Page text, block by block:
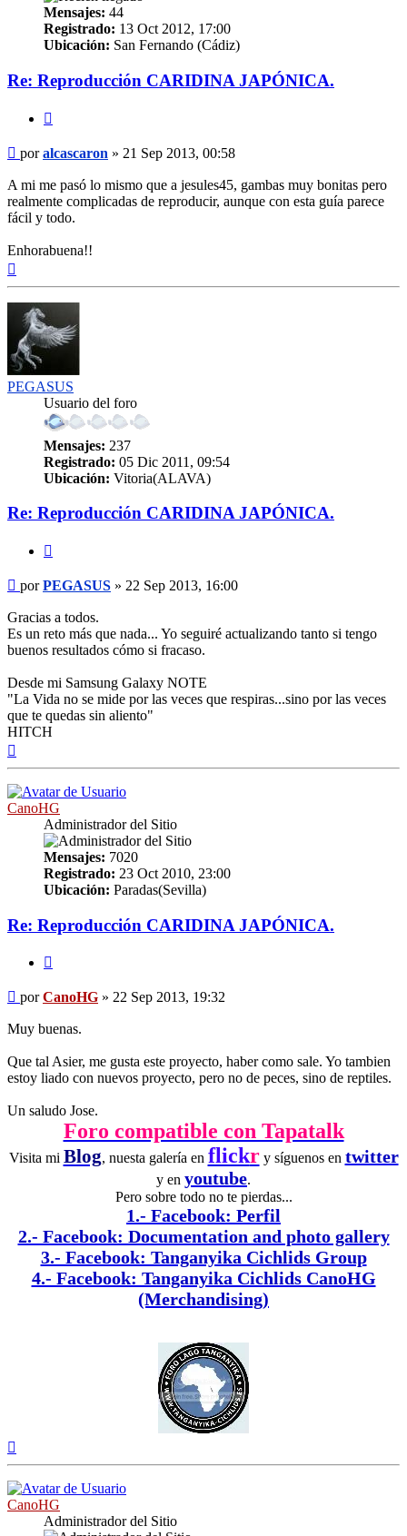
Mensajes: 44
Registrado: 13 Oct 2012, 17:00
Ubicación: San Fernando (Cádiz)
Re: Reproducción CARIDINA JAPÓNICA.
Mensaje
poralcascaron » 21 Sep 2013, 00:58
A mi me pasó lo mismo que a jesules45, gambas muy bonitas pero
realmente complicadas de reproducir, aunque con esta guía parece
fácil y todo.
Enhorabuena!!
PEGASUS
Usuario del foro
Mensajes: 237
Registrado: 05 Dic 2011, 09:54
Ubicación: Vitoria(ALAVA)
Re: Reproducción CARIDINA JAPÓNICA.
Mensaje
porPEGASUS » 22 Sep 2013, 16:00
Gracias a todos.
Es un reto más que nada... Yo seguiré actualizando tanto si tengo
buenos resultados cómo si fracaso.
Desde mi Samsung Galaxy NOTE
"La Vida no se mide por las veces que respiras...sino por las veces
que te quedas sin aliento"
HITCH
CanoHG
Administrador del Sitio
Mensajes: 7020
Registrado: 23 Oct 2010, 23:00
Ubicación: Paradas(Sevilla)
Re: Reproducción CARIDINA JAPÓNICA.
Mensaje
porCanoHG » 22 Sep 2013, 19:32
Muy buenas.
Que tal Asier, me gusta este proyecto, haber como sale. Yo tambien
estoy liado con nuevos proyecto, pero no de peces, sino de reptiles.
Un saludo Jose.
Foro compatible con Tapatalk
Visita mi Blog, nuesta galería en flickry síguenos en twitter
y en youtube.
Pero sobre todo no te pierdas...
1.- Facebook: Perfil
2.- Facebook: Documentation and photo gallery
3.- Facebook: Tanganyika Cichlids Group
4.- Facebook: Tanganyika Cichlids CanoHG
(Merchandising)
CanoHG
Administrador del Sitio